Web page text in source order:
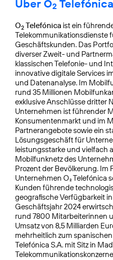
Über O2 Telefónica
O2 Telefónica ist ein
Telekommunikationsdienste
Geschäftskunden. Das
diverser Zweit- und
klassischen Telefonie- und
innovative digitale Services
und Datenanalyse. Im
rund 35 Millionen
exklusive Anschlüsse dritter
Unternehmen ist führender
Konsumentenmarkt und im
Partnerangebote sowie ein
Lösungsgeschäft für
leistungsstarke und vielfach
Mobilfunknetz des
Prozent der Bevölkerung. Im
Unternehmen O₂ Telefónica
Kunden führende
geografische Verfügbarkeit
Geschäftsjahr 2024
rund 7800 Mitarbeiterinnen
Umsatz von 8,5 Milliarden
mehrheitlich zum
Telefónica S.A. mit Sitz in